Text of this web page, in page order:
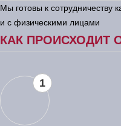
Мы готовы к сотрудничеству
и с физическими лицами
КАК ПРОИСХОДИТ
1